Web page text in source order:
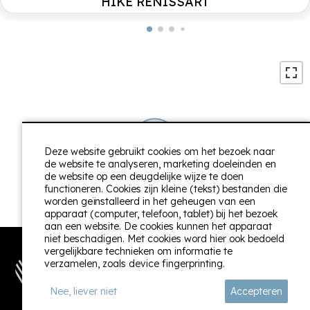
Omgeving
Vrijstaand
Deze website gebruikt cookies om het bezoek naar
de website te analyseren, marketing doeleinden en
de website op een deugdelijke wijze te doen
functioneren. Cookies zijn kleine (tekst) bestanden die
worden geïnstalleerd in het geheugen van een
apparaat (computer, telefoon, tablet) bij het bezoek
aan een website. De cookies kunnen het apparaat
niet beschadigen. Met cookies word hier ook bedoeld
vergelijkbare technieken om informatie te
verzamelen, zoals device fingerprinting.
Nee, liever niet Accepteren